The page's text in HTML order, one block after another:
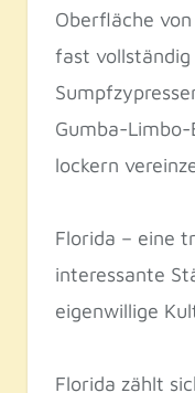
Oberfläche
fast
Gumba-
lockern
Florida – eine
interessante
eigenwillige
Florida zählt